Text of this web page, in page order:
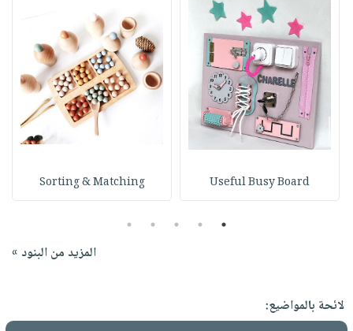
Useful Busy Board
Sorting & Matching
1
2
3
4
5
المزيد من البنود »
لائحة بالمواضيع: